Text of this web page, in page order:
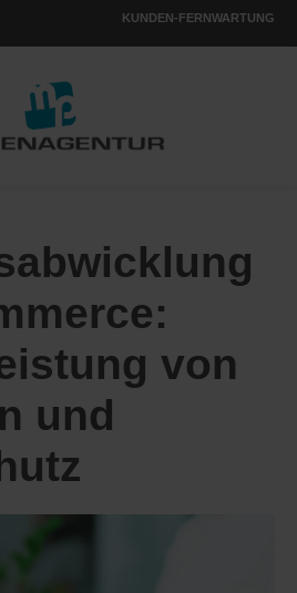
KUNDEN-FERNWARTUNG
von
und